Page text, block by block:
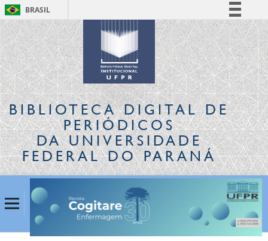
BRASIL
Simplifique!
Comunica BR
Participe
Acesso à informação
Legislação
Canais
BIBLIOTECA DIGITALDE
PERIÓDICOS
DA UNIVERSIDADE
FEDERAL DO PARANÁ